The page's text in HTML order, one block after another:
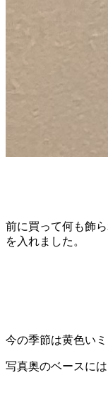
前に買って何も飾
を入れました。
今の季節は黄色い
写真奥のベースに